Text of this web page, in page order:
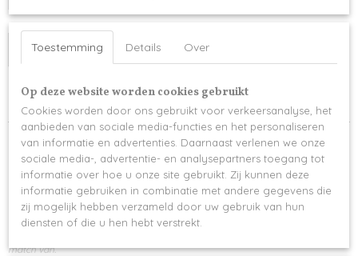
IN WINKELWAGEN
Specificaties
Productcode
1045-15129
Omschrijving
Een perfect uitdeelgeschenk voor geboorte, communie, huwelijk, ...
Een uniek uitdeelgeschenk dat zeker in de smaak valt bij je gasten.
Wil je graag het letterype gebruiken van op de uitnodiging of
match van.
Toestemming Details Over
Op deze website worden cookies gebruikt
Cookies worden door ons gebruikt voor verkeersanalyse, het
aanbieden van sociale media-functies en het personaliseren
van informatie en advertenties. Daarnaast verlenen we onze
sociale media-, advertentie- en analysepartners toegang tot
informatie over hoe u onze site gebruikt. Zij kunnen deze
informatie gebruiken in combinatie met andere gegevens die
zij mogelijk hebben verzameld door uw gebruik van hun
diensten of die u hen hebt verstrekt.